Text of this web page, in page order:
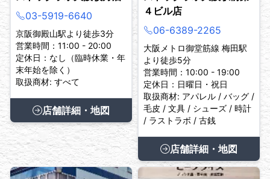
03-5919-6640
京阪御殿山駅より徒歩3分
営業時間：11:00 - 20:00
定休日：なし（臨時休業・年
末年始を除く）
取扱商材: すべて
店舗詳細・地図
４ビル店
06-6389-2265
大阪メトロ御堂筋線 梅田駅
より徒歩5分
営業時間：10:00 - 19:00
定休日：日曜日・祝日
取扱商材: アパレル / バッグ /
毛皮 / 文具 / シューズ / 時計
/ ラストラボ / 古銭
店舗詳細・地図